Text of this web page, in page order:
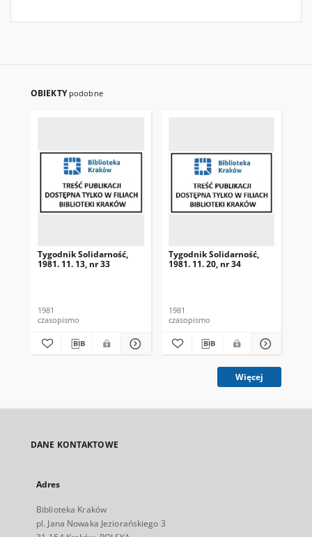
OBIEKTY podobne
Tygodnik Solidarność,
1981. 11. 13, nr 33
1981
czasopismo
Tygodnik Solidarność,
1981. 11. 20, nr 34
1981
czasopismo
Więcej
DANE KONTAKTOWE
Adres
Biblioteka Kraków
pl. Jana Nowaka Jeziorańskiego 3